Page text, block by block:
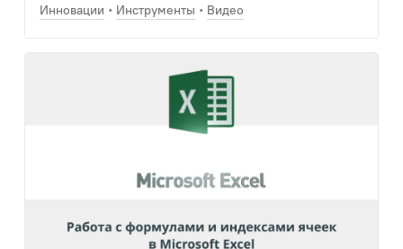
Инновации Инструменты Видео